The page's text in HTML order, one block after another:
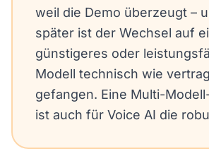
weil die Demo überzeugt –
später ist der Wechsel auf
günstigeres oder
Modell technisch wie
gefangen. Eine Multi-
ist auch für Voice AI die